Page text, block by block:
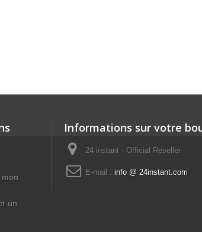
mon
un
Informations sur votre
24 instant - Official Reseller
E-mail : info @ 24instant.com